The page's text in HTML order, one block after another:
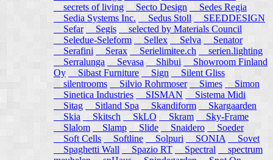
secrets of living
Secto Design
Sedes Regia
Sedia Systems Inc.
Sedus Stoll
SEEDDESIGN
Sefar
Segis
selected by Materials Council
Seledue-Seleform
Sellex Selva
Senator
Serafini
Serax Serielimitee.ch
serien.lighting
Serralunga
Sevasa Shibui
Showroom Finland
Oy
Sibast Furniture Sign
Silent Gliss
silentrooms
Silvio Rohrmoser Simes Simon
Sinetica Industries
SISMAN
Sistema Midi
Sitag
Sitland Spa Skandiform
Skargaarden
Skia
Skitsch SkLO Skram
Sky-Frame
Slalom
Slamp Slide Snaidero
Soeder
Soft Cells
Softline Solpuri SONIA
Sovet
Spaghetti Wall
Spazio RT Spectral
spectrum